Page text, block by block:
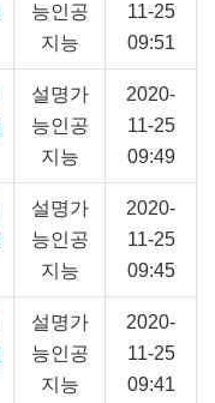
능인공
지능
11-25
09:51
설명가
능인공
지능
2020-
11-25
09:49
설명가
능인공
지능
2020-
11-25
09:45
설명가
능인공
지능
2020-
11-25
09:41